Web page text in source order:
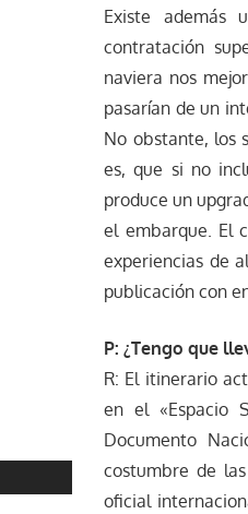
Existe además
contratación
naviera nos
pasarían de un
No obstante, los
es, que si no
produce un
el embarque. El
experiencias de
publicación con
P: ¿Tengo que
R: El itinerario
en el «Espacio
Documento
costumbre de
oficial